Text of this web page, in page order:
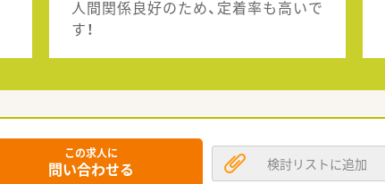
人間関係良好のため、定着率も高いで
す！
この求人に
問い合わせる 検討リストに追加